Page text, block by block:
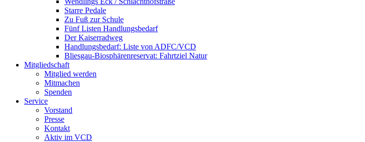
Starre Pedale
Zu Fuß zur Schule
Fünf Listen Handlungsbedarf
Der Kaiserradweg
Handlungsbedarf: Liste von ADFC/VCD
Bliesgau-Biosphärenreservat: Fahrtziel Natur
Mitgliedschaft
Mitglied werden
Mitmachen
Spenden
Service
Vorstand
Presse
Kontakt
Aktiv im VCD